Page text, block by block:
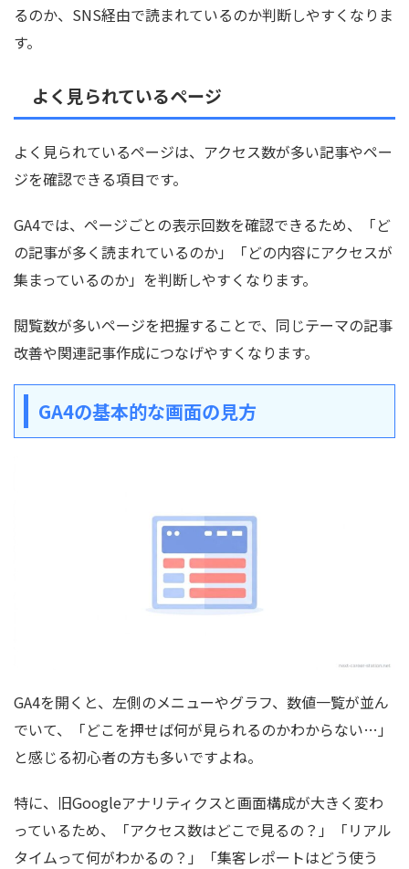
るのか、SNS経由で読まれているのか判断しやすくなりま
す。
よく見られているページ
よく見られているページは、アクセス数が多い記事やペー
ジを確認できる項目です。
GA4では、ページごとの表示回数を確認できるため、「ど
の記事が多く読まれているのか」「どの内容にアクセスが
集まっているのか」を判断しやすくなります。
閲覧数が多いページを把握することで、同じテーマの記事
改善や関連記事作成につなげやすくなります。
GA4の基本的な画面の見方
GA4を開くと、左側のメニューやグラフ、数値一覧が並ん
でいて、「どこを押せば何が見られるのかわからない…」
と感じる初心者の方も多いですよね。
特に、旧Googleアナリティクスと画面構成が大きく変わ
っているため、「アクセス数はどこで見るの？」「リアル
タイムって何がわかるの？」「集客レポートはどう使う